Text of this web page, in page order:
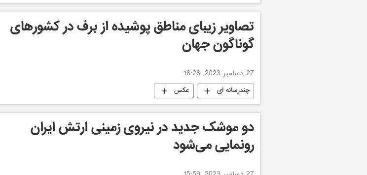
تصاویر زیبای مناطق پوشیده از برف در کشورهای
گوناگون جهان
27 دسامبر 2023, 16:28
چندرسانه ای عکس
دو موشک جدید ‌در نیروی زمینی ارتش ایران
رونمایی می‌شود